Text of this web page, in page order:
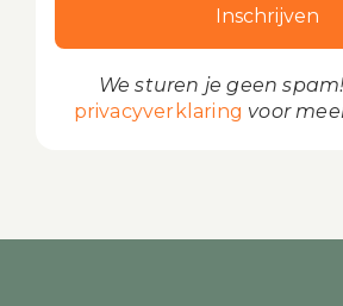
We sturen je geen
privacyverklaring voor